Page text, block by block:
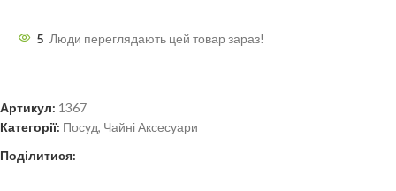
5 Люди переглядають цей товар зараз!
Артикул: 1367
Категорії: Посуд, Чайні Аксесуари
Поділитися: